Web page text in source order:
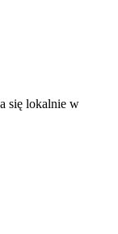
się lokalnie w